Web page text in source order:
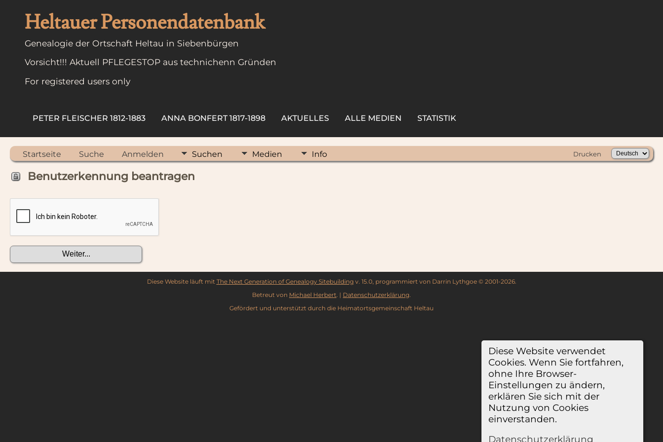
Heltauer Personendatenbank
Genealogie der Ortschaft Heltau in Siebenbürgen
Vorsicht!!! Aktuell PFLEGESTOP aus technichenn Gründen
For registered users only
PETER FLEISCHER 1812-1883 ANNA BONFERT 1817-1898 AKTUELLES ALLE MEDIEN STATISTIK
Startseite Suche Anmelden Suchen Medien Info Drucken
Diese Website verwendet
Cookies. Wenn Sie fortfahren,
ohne Ihre Browser-
Einstellungen zu ändern,
erklären Sie sich mit der
Nutzung von Cookies
einverstanden.
Datenschutzerklärung
Benutzerkennung beantragen
Diese Website läuft mit The Next Generation of Genealogy Sitebuilding v. 15.0, programmiert von Darrin Lythgoe © 2001-2026.
Betreut von Michael Herbert . | Datenschutzerklärung
Gefördert und unterstützt durch die Heimatortsgemeinschaft Heltau